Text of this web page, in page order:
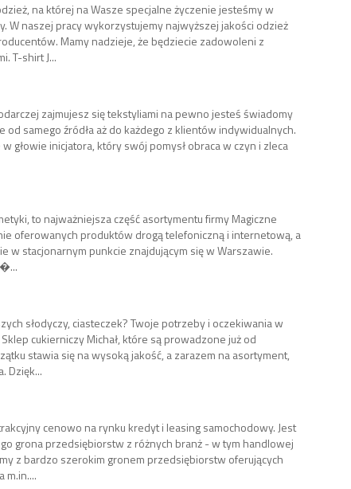
na której na Wasze specjalne życzenie jesteśmy w
W naszej pracy wykorzystujemy najwyższej jakości odzież
Mamy nadzieje, że będziecie zadowoleni z
T-shirt J...
zajmujesz się tekstyliami na pewno jesteś świadomy
od samego źródła aż do każdego z klientów indywidualnych.
głowie inicjatora, który swój pomysł obraca w czyn i zleca
to najważniejsza część asortymentu firmy Magiczne
oferowanych produktów drogą telefoniczną i internetową, a
w stacjonarnym punkcie znajdującym się w Warszawie.
słodyczy, ciasteczek? Twoje potrzeby i oczekiwania w
cukierniczy Michał, które są prowadzone już od
stawia się na wysoką jakość, a zarazem na asortyment,
Dzięk...
cenowo na rynku kredyt i leasing samochodowy. Jest
grona przedsiębiorstw z różnych branż - w tym handlowej
z bardzo szerokim gronem przedsiębiorstw oferujących
m.in....